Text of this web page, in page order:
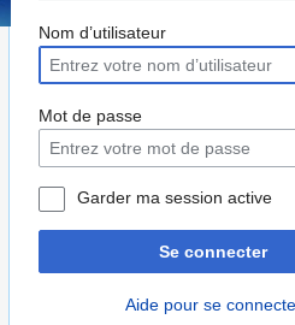
Nom d’utilisateur
Mot de passe
Garder ma session active
Se connecter
Aide pour se